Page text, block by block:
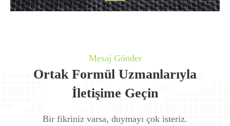
Mesaj Gönder
Ortak Formül Uzmanlarıyla
İletişime Geçin
Bir fikriniz varsa, duymayı çok isteriz.